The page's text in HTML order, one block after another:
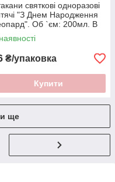
святкові одноразові
"З Днем Народження
Об `єм: 200мл. В
10шт.
₴/упаковка
Купити
ще